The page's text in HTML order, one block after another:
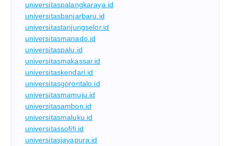
universitaspalangkaraya.id
universitasbanjarbaru.id
universitastanjungselor.id
universitasmanado.id
universitaspalu.id
universitasmakassar.id
universitaskendari.id
universitasgorontalo.id
universitasmamuju.id
universitasambon.id
universitasmaluku.id
universitassofifi.id
universitasjayapura.id